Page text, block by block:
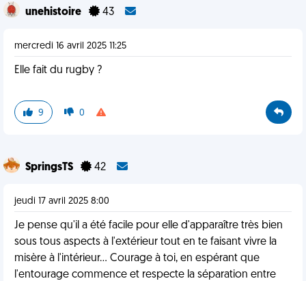
unehistoire 43
mercredi 16 avril 2025 11:25
Elle fait du rugby ?
9 0
SpringsTS 42
jeudi 17 avril 2025 8:00
Je pense qu'il a été facile pour elle d'apparaître très bien
sous tous aspects à l'extérieur tout en te faisant vivre la
misère à l'intérieur... Courage à toi, en espérant que
l'entourage commence et respecte la séparation entre